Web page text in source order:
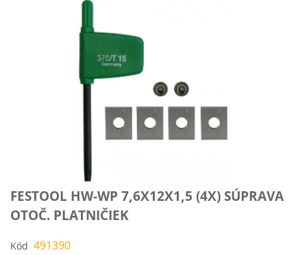
FESTOOL HW-WP 7,6X12X1,5 (4X) SÚPRAVA
OTOČ. PLATNIČIEK
Kód 491390